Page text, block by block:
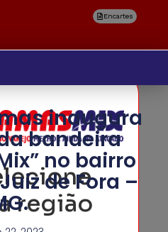
região
Encartes
inaugura
bandeira
no bairro
de Fora –